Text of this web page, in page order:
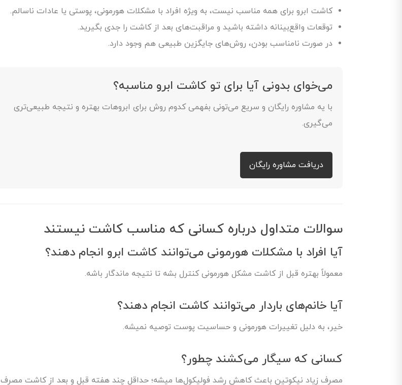
کاشت ابرو برای همه مناسب نیست، به ویژه افراد با مشکلات هورمونی، پوستی یا عادات ناسالم.
توقعات واقع‌بینانه داشته باشید و مراقبت‌های بعد از کاشت را جدی بگیرید.
در صورت نامناسب بودن، روش‌های جایگزین طبیعی هم وجود دارد.
می‌خوای بدونی آیا برای تو کاشت ابرو مناسبه؟
با یه مشاوره رایگان و سریع می‌تونی بفهمی کدوم روش برای ابروهات بهتره و نتیجه طبیعی‌تری
می‌گیری.
دریافت مشاوره رایگان
سوالات متداول درباره کسانی که مناسب کاشت نیستند
آیا افراد با مشکلات هورمونی می‌توانند کاشت ابرو انجام دهند؟
معمولاً بهتره قبل از کاشت مشکل هورمونی کنترل بشه تا نتیجه ماندگار باشه.
آیا خانم‌های باردار می‌توانند کاشت انجام دهند؟
خیر، به دلیل تغییرات هورمونی و حساسیت پوست توصیه نمیشه.
کسانی که سیگار می‌کشند چطور؟
مصرف زیاد نیکوتین باعث کاهش رشد فولیکول‌ها میشه؛ حداقل چند هفته قبل و بعد از کاشت مصرف